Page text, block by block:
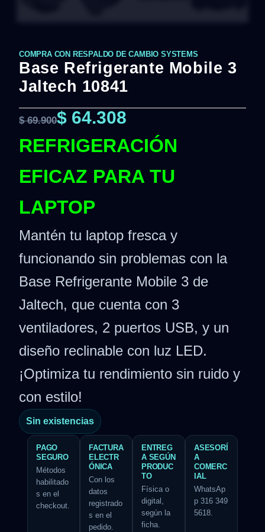
COMPRA CON RESPALDO DE CAMBIO SYSTEMS
Base Refrigerante Mobile 3
Jaltech 10841
$69.900$ 64.308
REFRIGERACIÓN
EFICAZ PARA TU
LAPTOP
Mantén tu laptop fresca y
funcionando sin problemas con la
Base Refrigerante Mobile 3 de
Jaltech, que cuenta con 3
ventiladores, 2 puertos USB, y un
diseño reclinable con luz LED.
¡Optimiza tu rendimiento sin ruido y
con estilo!
Sin existencias
PAGO
SEGURO
Métodos
habilitado
s en el
checkout.
FACTURA
ELECTR
ÓNICA
Con los
datos
registrado
s en el
pedido.
ENTREG
A SEGÚN
PRODUC
TO
Física o
digital,
según la
ficha.
ASESORÍ
A
COMERC
IAL
WhatsAp
p 316 349
5618.